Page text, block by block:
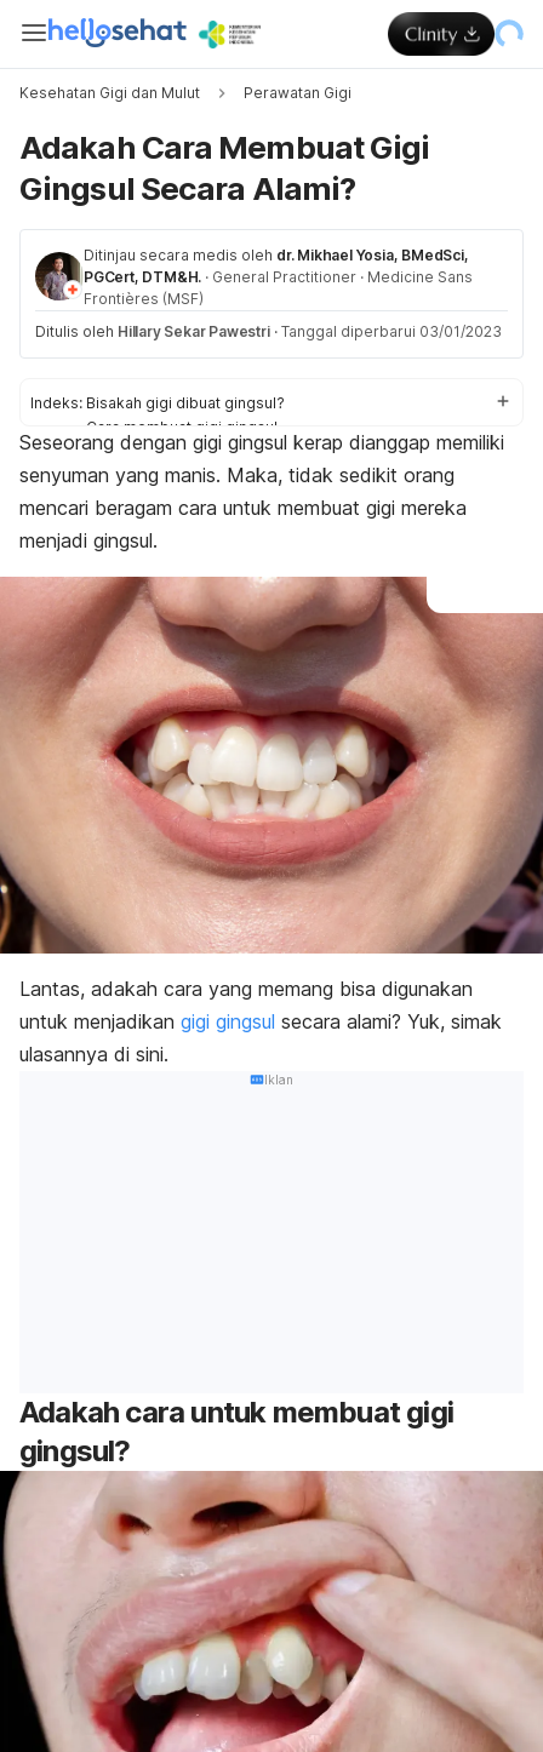
Kesehatan Gigi dan Mulut Perawatan Gigi
Adakah Cara Membuat Gigi
Gingsul Secara Alami?
Ditinjau secara medis oleh dr. Mikhael Yosia, BMedSci,
PGCert, DTM&H. · General Practitioner · Medicine Sans
Frontières (MSF)
Ditulis oleh Hillary Sekar Pawestri · Tanggal diperbarui 03/01/2023
Indeks: Bisakah gigi dibuat gingsul?
Cara membuat gigi gingsul
Risiko
Seseorang dengan gigi gingsul kerap dianggap memiliki
senyuman yang manis. Maka, tidak sedikit orang
mencari beragam cara untuk membuat gigi mereka
menjadi gingsul.
Lantas, adakah cara yang memang bisa digunakan
untuk menjadikan gigi gingsul secara alami? Yuk, simak
ulasannya di sini.
Iklan
Adakah cara untuk membuat gigi
gingsul?